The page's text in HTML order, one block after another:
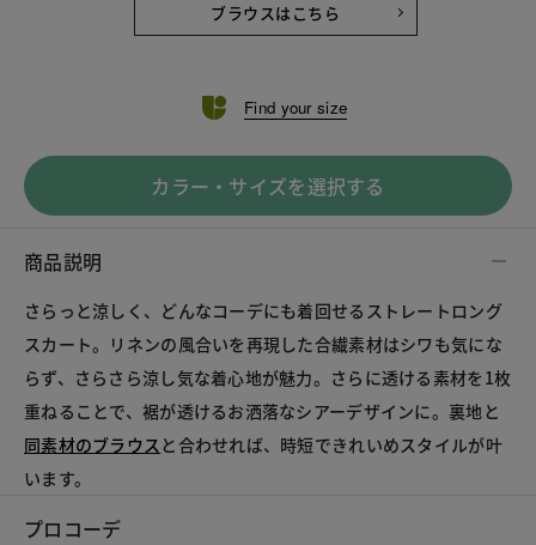
ブラウスはこちら
Find your size
カラー・サイズを選択する
商品説明
さらっと涼しく、どんなコーデにも着回せるストレートロング
スカート。リネンの風合いを再現した合繊素材はシワも気にな
らず、さらさら涼し気な着心地が魅力。さらに透ける素材を1枚
重ねることで、裾が透けるお洒落なシアーデザインに。裏地と
同素材のブラウスと合わせれば、時短できれいめスタイルが叶
います。
プロコーデ